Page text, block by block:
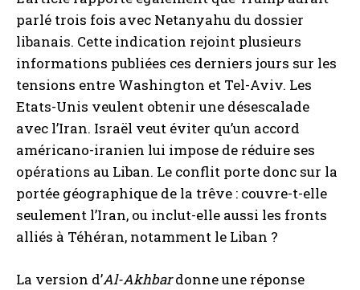
parlé trois fois avec Netanyahu du dossier
libanais. Cette indication rejoint plusieurs
informations publiées ces derniers jours sur les
tensions entre Washington et Tel-Aviv. Les
Etats-Unis veulent obtenir une désescalade
avec l’Iran. Israël veut éviter qu’un accord
américano-iranien lui impose de réduire ses
opérations au Liban. Le conflit porte donc sur la
portée géographique de la trêve : couvre-t-elle
seulement l’Iran, ou inclut-elle aussi les fronts
alliés à Téhéran, notamment le Liban ?
La version d’Al-Akhbardonne une réponse